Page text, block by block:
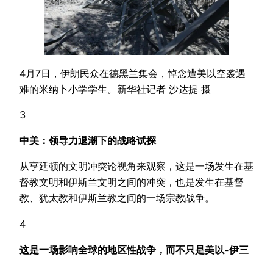
4月7日，伊朗民众在德黑兰集会，悼念遭美以空袭遇
难的米纳卜小学学生。新华社记者 沙达提 摄
3
中美：领导力退潮下的战略试探
从亨廷顿的文明冲突论视角来观察，这是一场发生在基
督教文明和伊斯兰文明之间的冲突，也是发生在基督
教、犹太教和伊斯兰教之间的一场宗教战争。
4
这是一场影响全球的地区性战争，而不只是美以-伊三